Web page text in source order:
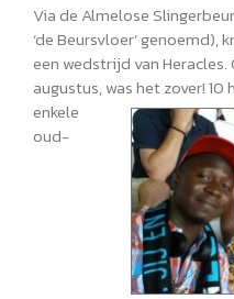
Via de Almelose
‘de Beursvloer’ genoemd),
een wedstrijd van
augustus, was het zover! 10
enkele
oud-